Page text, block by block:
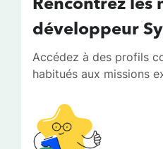
Rencontrez les
développeur
Accédez à des profils
habitués aux missions